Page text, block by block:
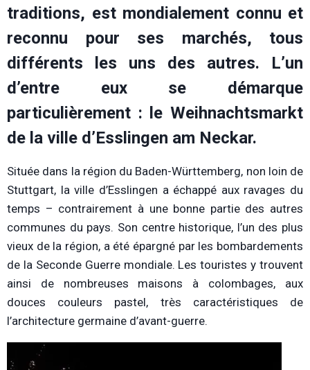
traditions, est mondialement connu et
reconnu pour ses marchés, tous
différents les uns des autres. L’un
d’entre eux se démarque
particulièrement : le Weihnachtsmarkt
de la ville d’Esslingen am Neckar.
Située dans la région du Baden-Württemberg, non loin de
Stuttgart, la ville d’Esslingen a échappé aux ravages du
temps – contrairement à une bonne partie des autres
communes du pays. Son centre historique, l’un des plus
vieux de la région, a été épargné par les bombardements
de la Seconde Guerre mondiale. Les touristes y trouvent
ainsi de nombreuses maisons à colombages, aux
douces couleurs pastel, très caractéristiques de
l’architecture germaine d’avant-guerre.